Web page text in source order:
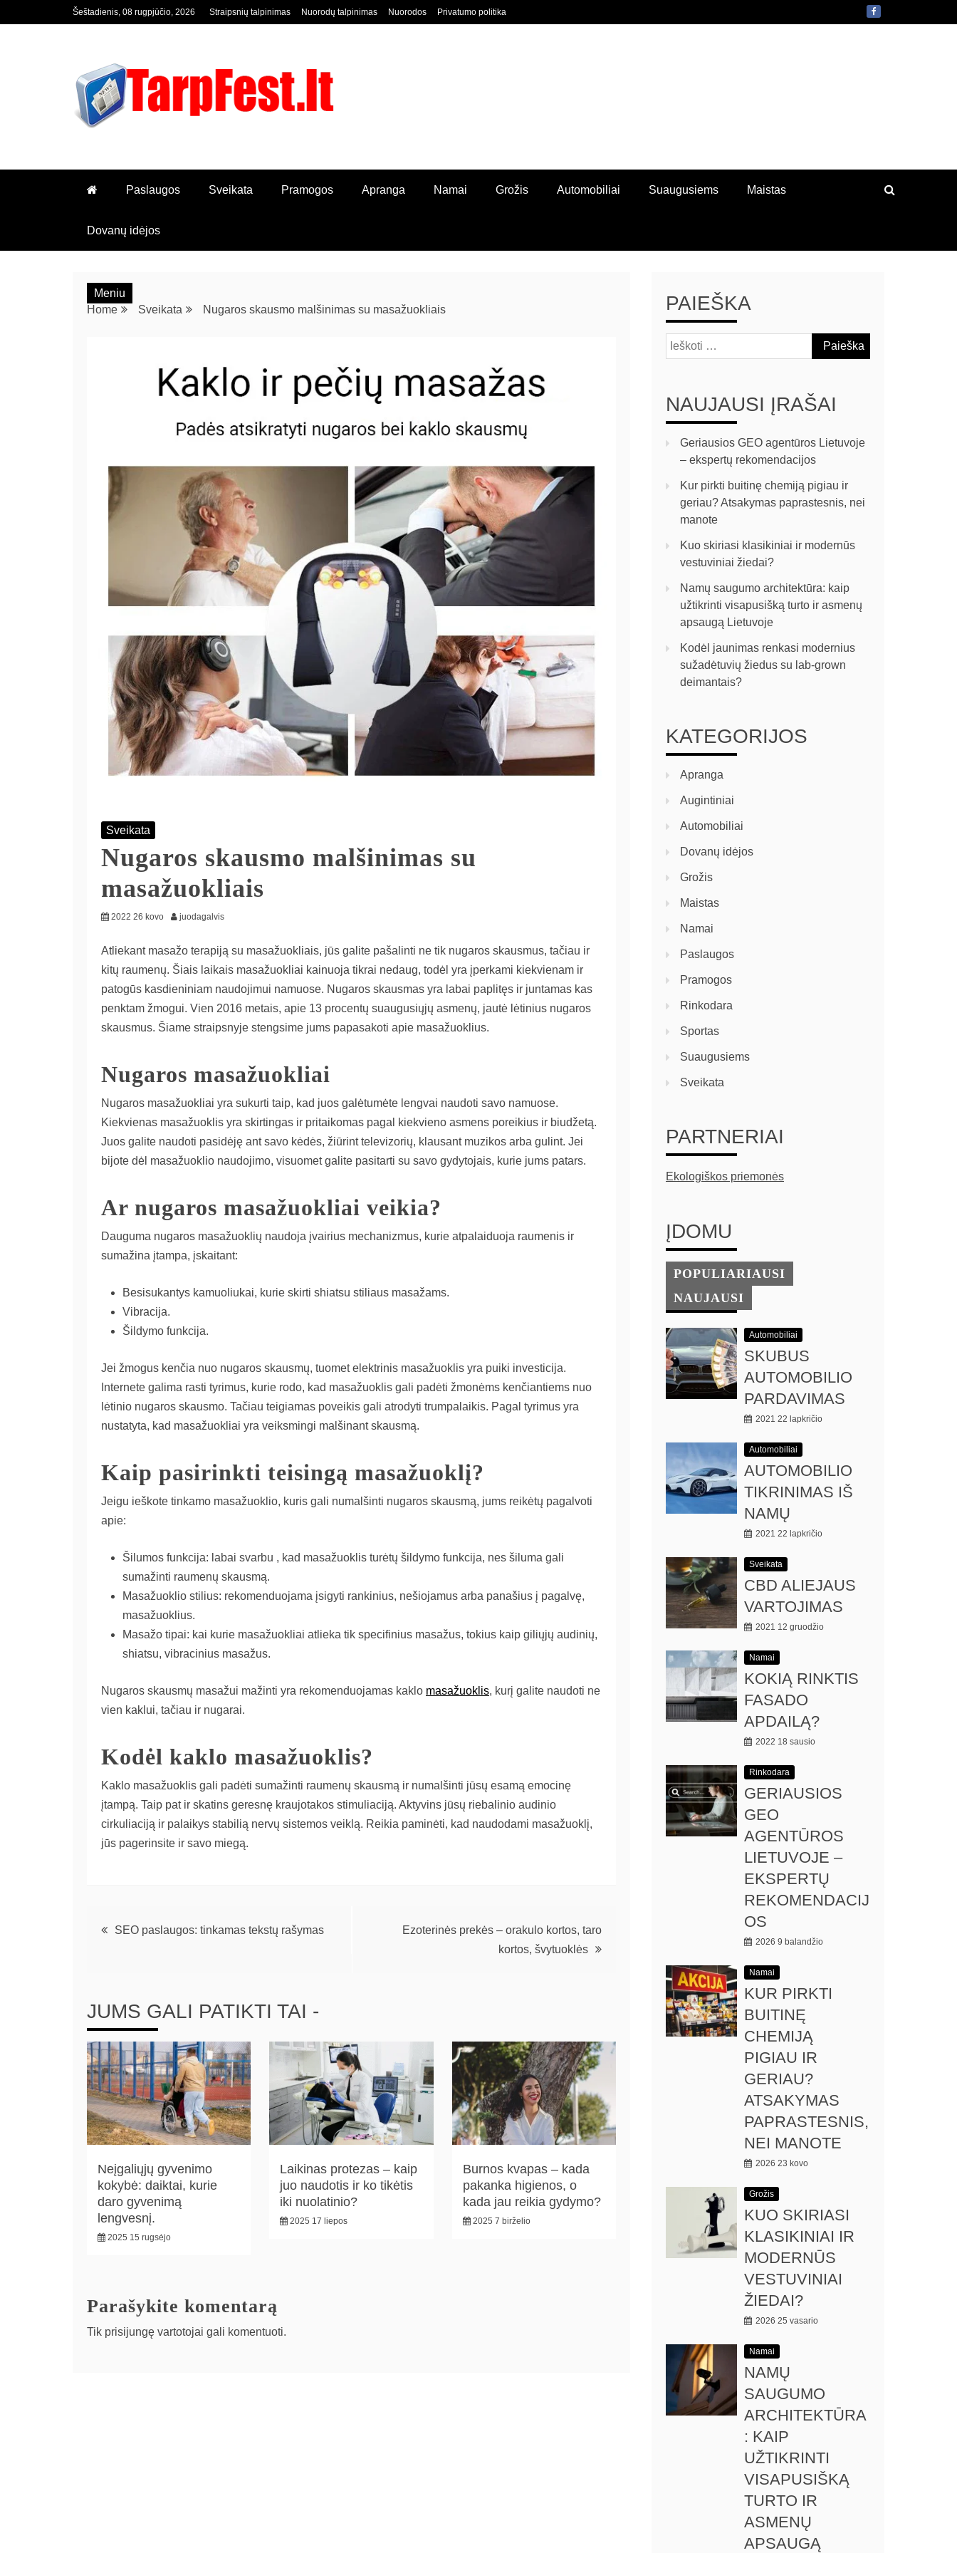
Šeštadienis, 08 rugpjūčio, 2026 Straipsnių talpinimas Nuorodų talpinimas Nuorodos Privatumo politika
Paslaugos Sveikata Pramogos Apranga Namai Grožis Automobiliai Suaugusiems Maistas
Dovanų idėjos
Meniu
Home
Sveikata Nugaros skausmo malšinimas su masažuokliais
Sveikata
Nugaros skausmo malšinimas su
masažuokliais
2022 26 kovo juodagalvis
Atliekant masažo terapiją su masažuokliais, jūs galite pašalinti ne tik nugaros skausmus, tačiau ir
kitų raumenų. Šiais laikais masažuokliai kainuoja tikrai nedaug, todėl yra įperkami kiekvienam ir
patogūs kasdieniniam naudojimui namuose. Nugaros skausmas yra labai paplitęs ir juntamas kas
penktam žmogui. Vien 2016 metais, apie 13 procentų suaugusiųjų asmenų, jautė lėtinius nugaros
skausmus. Šiame straipsnyje stengsime jums papasakoti apie masažuoklius.
Nugaros masažuokliai
Nugaros masažuokliai yra sukurti taip, kad juos galėtumėte lengvai naudoti savo namuose.
Kiekvienas masažuoklis yra skirtingas ir pritaikomas pagal kiekvieno asmens poreikius ir biudžetą.
Juos galite naudoti pasidėję ant savo kėdės, žiūrint televizorių, klausant muzikos arba gulint. Jei
bijote dėl masažuoklio naudojimo, visuomet galite pasitarti su savo gydytojais, kurie jums patars.
Ar nugaros masažuokliai veikia?
Dauguma nugaros masažuoklių naudoja įvairius mechanizmus, kurie atpalaiduoja raumenis ir
sumažina įtampa, įskaitant:
Besisukantys kamuoliukai, kurie skirti shiatsu stiliaus masažams.
Vibracija.
Šildymo funkcija.
Jei žmogus kenčia nuo nugaros skausmų, tuomet elektrinis masažuoklis yra puiki investicija.
Internete galima rasti tyrimus, kurie rodo, kad masažuoklis gali padėti žmonėms kenčiantiems nuo
lėtinio nugaros skausmo. Tačiau teigiamas poveikis gali atrodyti trumpalaikis. Pagal tyrimus yra
nustatyta, kad masažuokliai yra veiksmingi malšinant skausmą.
Kaip pasirinkti teisingą masažuoklį?
Jeigu ieškote tinkamo masažuoklio, kuris gali numalšinti nugaros skausmą, jums reikėtų pagalvoti
apie:
Šilumos funkcija: labai svarbu , kad masažuoklis turėtų šildymo funkcija, nes šiluma gali
sumažinti raumenų skausmą.
Masažuoklio stilius: rekomenduojama įsigyti rankinius, nešiojamus arba panašius į pagalvę,
masažuoklius.
Masažo tipai: kai kurie masažuokliai atlieka tik specifinius masažus, tokius kaip giliųjų audinių,
shiatsu, vibracinius masažus.
Nugaros skausmų masažui mažinti yra rekomenduojamas kaklo masažuoklis, kurį galite naudoti ne
vien kaklui, tačiau ir nugarai.
Kodėl kaklo masažuoklis?
Kaklo masažuoklis gali padėti sumažinti raumenų skausmą ir numalšinti jūsų esamą emocinę
įtampą. Taip pat ir skatins geresnę kraujotakos stimuliaciją. Aktyvins jūsų riebalinio audinio
cirkuliaciją ir palaikys stabilią nervų sistemos veiklą. Reikia paminėti, kad naudodami masažuoklį,
jūs pagerinsite ir savo miegą.
SEO paslaugos: tinkamas tekstų rašymas
Ezoterinės prekės – orakulo kortos, taro
kortos, švytuoklės
JUMS GALI PATIKTI TAI -
Neįgaliųjų gyvenimo
kokybė: daiktai, kurie
daro gyvenimą
lengvesnį.
2025 15 rugsėjo
Laikinas protezas – kaip
juo naudotis ir ko tikėtis
iki nuolatinio?
2025 17 liepos
Burnos kvapas – kada
pakanka higienos, o
kada jau reikia gydymo?
2025 7 birželio
Parašykite komentarą
Tik prisijungę vartotojai gali komentuoti.
PAIEŠKA
NAUJAUSI ĮRAŠAI
Geriausios GEO agentūros Lietuvoje
– ekspertų rekomendacijos
Kur pirkti buitinę chemiją pigiau ir
geriau? Atsakymas paprastesnis, nei
manote
Kuo skiriasi klasikiniai ir modernūs
vestuviniai žiedai?
Namų saugumo architektūra: kaip
užtikrinti visapusišką turto ir asmenų
apsaugą Lietuvoje
Kodėl jaunimas renkasi modernius
sužadėtuvių žiedus su lab-grown
deimantais?
KATEGORIJOS
Apranga
Augintiniai
Automobiliai
Dovanų idėjos
Grožis
Maistas
Namai
Paslaugos
Pramogos
Rinkodara
Sportas
Suaugusiems
Sveikata
PARTNERIAI
Ekologiškos priemonės
ĮDOMU
POPULIARIAUSI
NAUJAUSI
Automobiliai
SKUBUS
AUTOMOBILIO
PARDAVIMAS
2021 22 lapkričio
Automobiliai
AUTOMOBILIO
TIKRINIMAS IŠ
NAMŲ
2021 22 lapkričio
Sveikata
CBD ALIEJAUS
VARTOJIMAS
2021 12 gruodžio
Namai
KOKIĄ RINKTIS
FASADO
APDAILĄ?
2022 18 sausio
Rinkodara
GERIAUSIOS
GEO
AGENTŪROS
LIETUVOJE –
EKSPERTŲ
REKOMENDACIJ
OS
2026 9 balandžio
Namai
KUR PIRKTI
BUITINĘ
CHEMIJĄ
PIGIAU IR
GERIAU?
ATSAKYMAS
PAPRASTESNIS,
NEI MANOTE
2026 23 kovo
Grožis
KUO SKIRIASI
KLASIKINIAI IR
MODERNŪS
VESTUVINIAI
ŽIEDAI?
2026 25 vasario
Namai
NAMŲ
SAUGUMO
ARCHITEKTŪRA
: KAIP
UŽTIKRINTI
VISAPUSIŠKĄ
TURTO IR
ASMENŲ
APSAUGĄ